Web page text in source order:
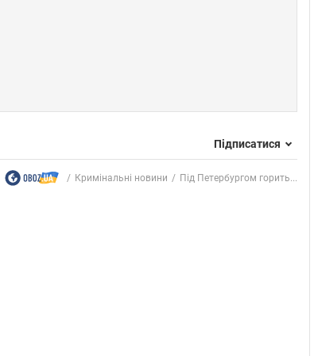
Підписатися
Кримінальні новини Під Петербургом горить...